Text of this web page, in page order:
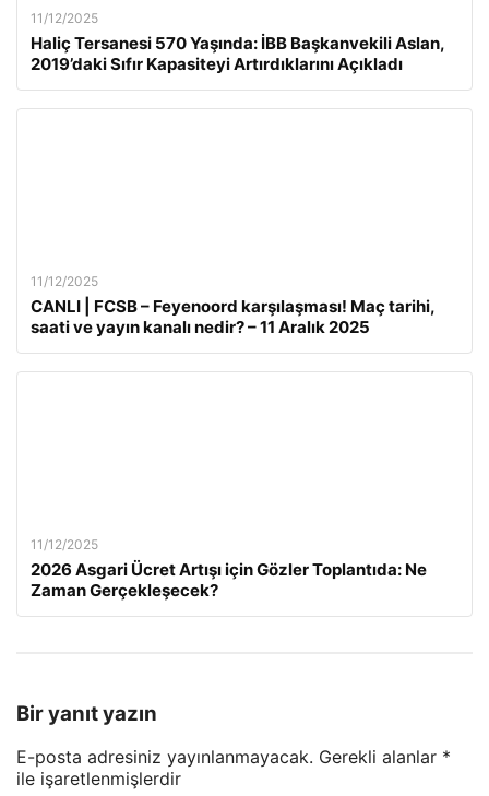
11/12/2025
Haliç Tersanesi 570 Yaşında: İBB Başkanvekili Aslan,
2019’daki Sıfır Kapasiteyi Artırdıklarını Açıkladı
11/12/2025
CANLI | FCSB – Feyenoord karşılaşması! Maç tarihi,
saati ve yayın kanalı nedir? – 11 Aralık 2025
11/12/2025
2026 Asgari Ücret Artışı için Gözler Toplantıda: Ne
Zaman Gerçekleşecek?
Bir yanıt yazın
E-posta adresiniz yayınlanmayacak. Gerekli alanlar *
ile işaretlenmişlerdir